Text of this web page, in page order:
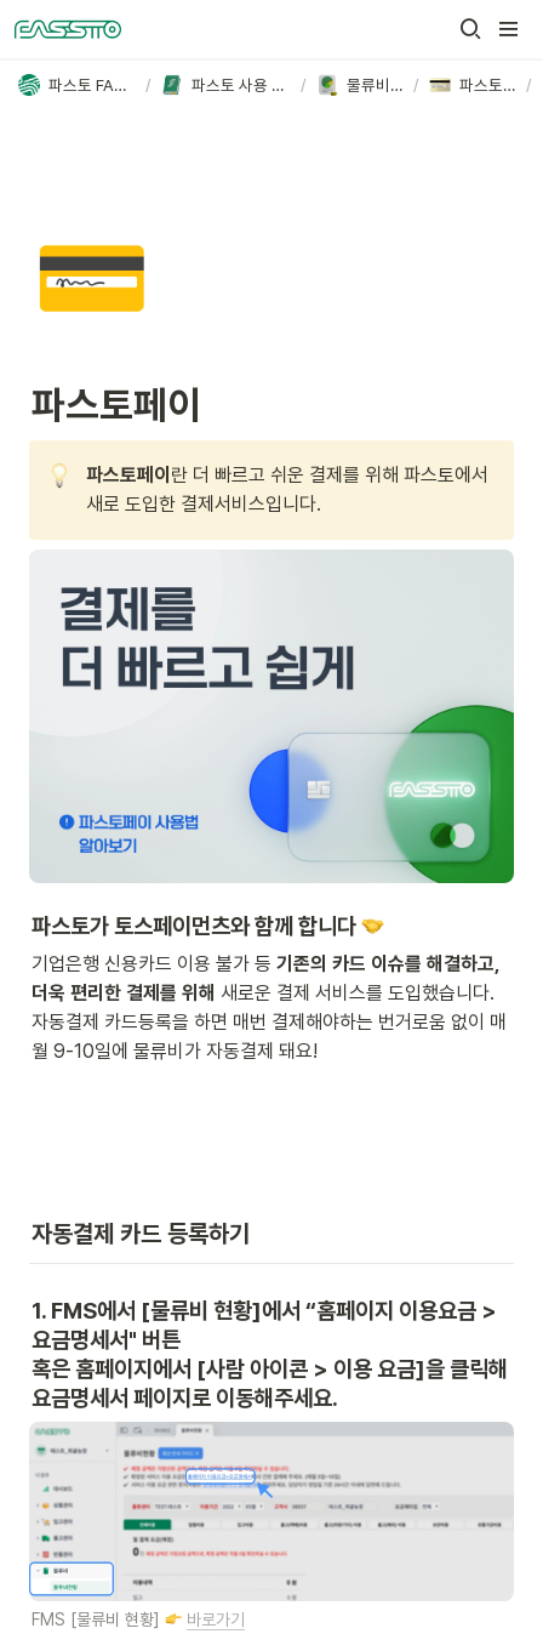
파스토 FASSTO / 파스토 사용 가이드 / 물류비관리 / 파스토페이 /
💳
파스토페이
파스토페이 란 더 빠르고 쉬운 결제를 위해 파스토에서
새로 도입한 결제서비스입니다.
파스토가 토스페이먼츠와 함께 합니다
기업은행 신용카드 이용 불가 등 기존의 카드 이슈를 해결하고,
더욱 편리한 결제를 위해 새로운 결제 서비스를 도입했습니다.
자동결제 카드등록을 하면 매번 결제해야하는 번거로움 없이 매
월 9-10일에 물류비가 자동결제 돼요!
자동결제 카드 등록하기
1. FMS에서 [물류비 현황]에서 “홈페이지 이용요금 >
요금명세서" 버튼
혹은 홈페이지에서 [사람 아이콘 > 이용 요금]을 클릭해
요금명세서 페이지로 이동해주세요.
FMS [물류비 현황] 바로가기